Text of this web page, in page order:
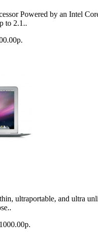
Powered by an Intel
to 2.1..
ultraportable, and ultra